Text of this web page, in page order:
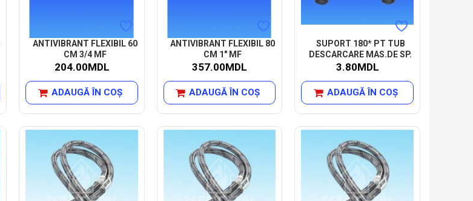
ANTIVIBRANT FLEXIBIL 60
CM 3/4 MF
204.00MDL
ADAUGĂ ÎN COŞ
ANTIVIBRANT FLEXIBIL 80
CM 1" MF
357.00MDL
ADAUGĂ ÎN COŞ
SUPORT 180* PT TUB
DESCARCARE MAS.DE SP.
3.80MDL
ADAUGĂ ÎN COŞ